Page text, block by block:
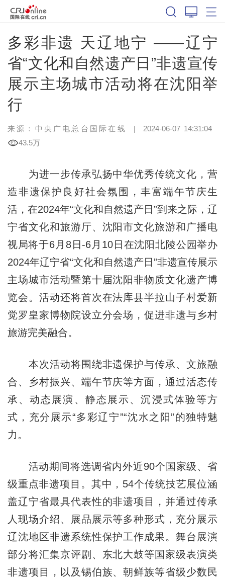
多彩非遗 天辽地宁 ——辽宁
省“文化和自然遗产日”非遗宣传
展示主场城市活动将在沈阳举
行
来源：中央广电总台国际在线 | 2024-06-07 14:31:04
43.5万
为进一步传承弘扬中华优秀传统文化，营
造非遗保护良好社会氛围，丰富端午节庆生
活，在2024年“文化和自然遗产日”到来之际，辽
宁省文化和旅游厅、沈阳市文化旅游和广播电
视局将于6月8日-6月10日在沈阳北陵公园举办
2024年辽宁省“文化和自然遗产日”非遗宣传展示
主场城市活动暨第十届沈阳非物质文化遗产博
览会。活动还将首次在法库县半拉山子村爱新
觉罗皇家博物院设立分会场，促进非遗与乡村
旅游完美融合。
本次活动将围绕非遗保护与传承、文旅融
合、乡村振兴、端午节庆等方面，通过活态传
承、动态展演、静态展示、沉浸式体验等方
式，充分展示“多彩辽宁”“沈水之阳”的独特魅
力。
活动期间将选调省内外近90个国家级、省
级重点非遗项目。其中，54个传统技艺展位涵
盖辽宁省最具代表性的非遗项目，并通过传承
人现场介绍、展品展示等多种形式，充分展示
辽沈地区非遗系统性保护工作成果。舞台展演
部分将汇集京评剧、东北大鼓等国家级表演类
非遗项目，以及锡伯族、朝鲜族等省级少数民